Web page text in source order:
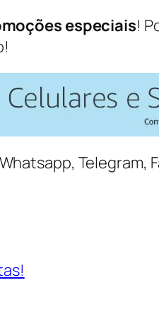
especiais!
Telegram,